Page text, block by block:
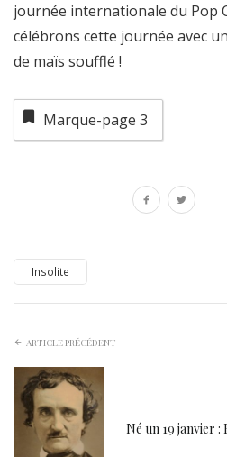
journée internationale du Pop
célébrons cette journée avec
de maïs soufflé !
Marque-page 3
Insolite
ARTICLE PRÉCÉDENT
Né un 19 janvier :